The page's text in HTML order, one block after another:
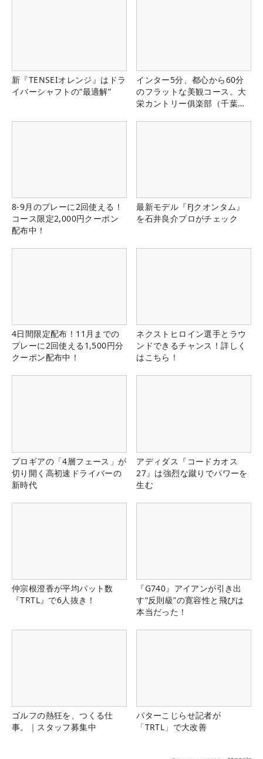
新『TENSEIオレンジ』はドラ
イバーシャフトの“最適解”
インター5分、都心から60分
のフラットな美観コース。大
栄カントリー俱楽部（千葉
8-9月のプレーに2回使える！
コース限定2,000円クーポン
配布中！
最新モデル『FJクオンタム』
を石井良介プロがチェック
4日間限定配布！11月までの
プレーに2回使える1,500円分
クーポン配布中！
ネクストヒロイン選手とラウ
ンドできるチャンス！詳しく
はこちら！
プロギアの「4層フェース」が
切り開く高初速ドライバーの
新時代
アディダス『コードカオス
27』は強烈な蹴りでパワーを
生む
仲宗根澄香が平均パット数
『TRTL』で6人抜き！
『G740』アイアンが引き出
す“反則級”の寛容性と飛びは
本当だった！
ゴルフの熱狂を、つくる仕
事。｜スタッフ募集中
パターこじらせ記者が
「TRTL」で大改善